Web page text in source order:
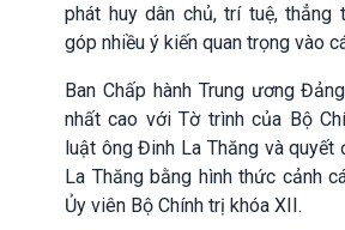
phát huy dân chủ, trí tuệ, thẳng
góp nhiều ý kiến quan trọng vào
Ban Chấp hành Trung ương
nhất cao với Tờ trình của Bộ
luật ông Đinh La Thăng và
La Thăng bằng hình thức cảnh
Ủy viên Bộ Chính trị khóa XII.